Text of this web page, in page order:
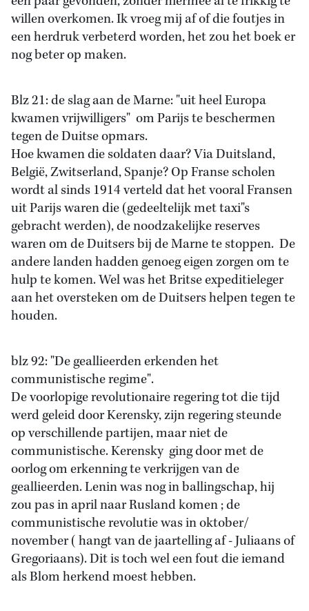
willen overkomen. Ik vroeg mij af of die foutjes in
een herdruk verbeterd worden, het zou het boek er
nog beter op maken.
Blz 21: de slag aan de Marne: "uit heel Europa
kwamen vrijwilligers" om Parijs te beschermen
tegen de Duitse opmars.
Hoe kwamen die soldaten daar? Via Duitsland,
België, Zwitserland, Spanje? Op Franse scholen
wordt al sinds 1914 verteld dat het vooral Fransen
uit Parijs waren die (gedeeltelijk met taxi"s
gebracht werden), de noodzakelijke reserves
waren om de Duitsers bij de Marne te stoppen. De
andere landen hadden genoeg eigen zorgen om te
hulp te komen. Wel was het Britse expeditieleger
aan het oversteken om de Duitsers helpen tegen te
houden.
blz 92: "De geallieerden erkenden het
communistische regime".
De voorlopige revolutionaire regering tot die tijd
werd geleid door Kerensky, zijn regering steunde
op verschillende partijen, maar niet de
communistische. Kerensky ging door met de
oorlog om erkenning te verkrijgen van de
geallieerden. Lenin was nog in ballingschap, hij
zou pas in april naar Rusland komen ; de
communistische revolutie was in oktober/
november ( hangt van de jaartelling af - Juliaans of
Gregoriaans). Dit is toch wel een fout die iemand
als Blom herkend moest hebben.